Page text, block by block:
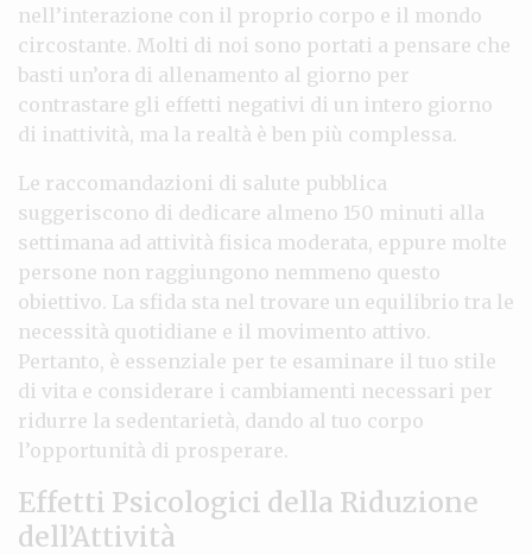
nell’interazione con il proprio corpo e il mondo
circostante. Molti di noi sono portati a pensare che
basti un’ora di allenamento al giorno per
contrastare gli effetti negativi di un intero giorno
di inattività, ma la realtà è ben più complessa.
Le raccomandazioni di salute pubblica
suggeriscono di dedicare almeno 150 minuti alla
settimana ad attività fisica moderata, eppure molte
persone non raggiungono nemmeno questo
obiettivo. La sfida sta nel trovare un equilibrio tra le
necessità quotidiane e il movimento attivo.
Pertanto, è essenziale per te esaminare il tuo stile
di vita e considerare i cambiamenti necessari per
ridurre la sedentarietà, dando al tuo corpo
l’opportunità di prosperare.
Effetti Psicologici della Riduzione
dell’Attività